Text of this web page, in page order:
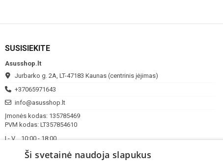
SUSISIEKITE
Asusshop.lt
Jurbarko g. 2A, LT-47183 Kaunas (centrinis įėjimas)
+37065971643
info@asusshop.lt
Įmonės kodas: 135785469
PVM kodas: LT357854610
I - V10:00 - 18:00
Nedirbame
Ši svetainė naudoja slapukus